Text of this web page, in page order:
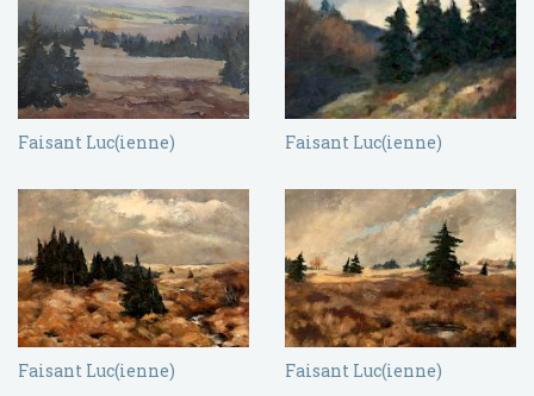
Faisant Luc(ienne) Faisant Luc(ienne)
Faisant Luc(ienne) Faisant Luc(ienne)